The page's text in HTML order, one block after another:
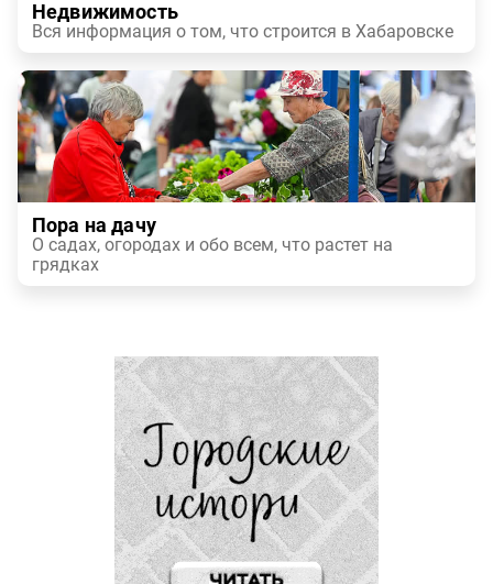
Недвижимость
Вся информация о том, что строится в Хабаровске
Пора на дачу
О садах, огородах и обо всем, что растет на
грядках